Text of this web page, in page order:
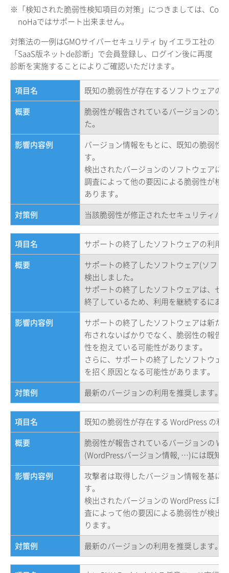
※「検知された脆弱性検知項目の対策」につきましては、Co
noHaではサポート出来ません。
対策法の一例はGMOサイバーセキュリティ by イエラエ社の
「SaaS版ネットde診断」で会員登録し、ログイン後に再度
診断を実施することによりご確認いただけます。
項目名
既知の脆弱性が存在するソフトウェアの
概要
脆弱性が報告されているバージョンのソ
た。
影響内容例
バージョン情報をもとに、既知の脆弱性
す。
検出されたバージョンのソフトウェアに
調査によって他の要因による脆弱性が検
あります。
対策例
当該脆弱性が修正されたセキュリティパ
項目名
サポートの終了したソフトウェアの利用
概要
サポートの終了したソフトウェア(ソフ
検出しました。
サポートの終了したソフトウェアは、セ
終了しているため、利用を継続するにあ
影響内容例
サポートの終了したソフトウェアは新た
布されないばかりでなく、脆弱性の報告
性を抱えている可能性があります。
さらに、サポートの終了したソフトウェ
を招く原因となる可能性があります。
対策例
最新のバージョンの利用を推奨します。
項目名
既知の脆弱性が存在する WordPress の利
概要
脆弱性が報告されているバージョンの
(WordPressバージョン情報, …)には既知
影響内容例
攻撃者は取得したバージョン情報を基に
す。
検出されたバージョンの WordPress に
査によって他の要因による脆弱性が検出
ります。
対策例
最新のバージョンの利用を推奨します。